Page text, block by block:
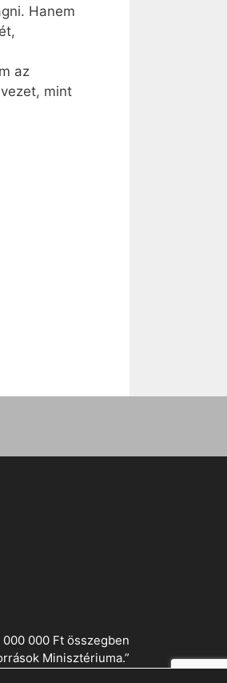
Hanem
az
mint
000 Ft összegben
Minisztériuma.”